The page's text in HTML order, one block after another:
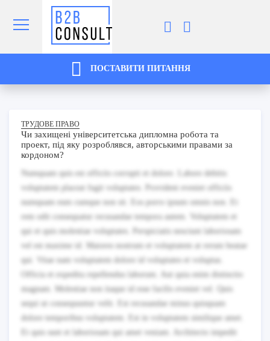
ПОСТАВИТИ ПИТАННЯ
ТРУДОВЕ ПРАВО
Чи захищені університетська дипломна робота та
проект, під яку розроблявся, авторськими правами за
кордоном?
Numquam quis est officiis corrupti et dolore. Labore debitis
voluptatem placeat fugit voluptates. Provident eveniet officiis
numquam eum cumque non sit. Eos porro ipsum omnis non. Et
rem odit consequatur recusandae tempora autem. Voluptatem et
qui et quis molestiae voluptates. Perspiciatis nesciunt laboriosam
vel est maxime id. Maiores nostrum et voluptatem at rerum beatae
qui. Vitae nam voluptatem dolore id voluptates et voluptas.
Officia et expedita repellendus laborum. Aut quia enim distinctio
magnam. Molestiae non itaque id esse facilis eveniet vel. Quis
sequi ut consequuntur velit. Est recusandae minus quisquam
dolore temporibus voluptatem. Est in voluptatem similique amet.
Et quis sunt et laboriosam qui amet veniam. Architecto impedit